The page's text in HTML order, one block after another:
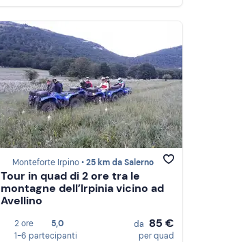
Monteforte Irpino •25 km da Salerno
Tour in quad di 2 ore tra le
montagne dell’Irpinia vicino ad
Avellino
2 ore
5,0
1-6 partecipanti
da 85 €
per quad